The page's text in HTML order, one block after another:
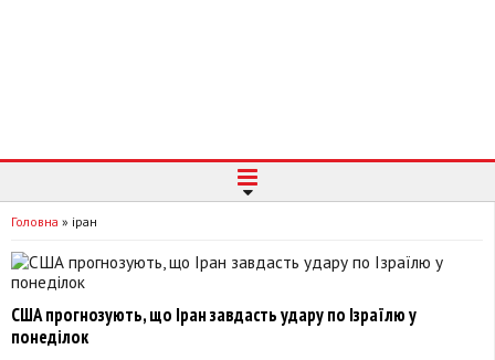
Головна » іран
США прогнозують, що Іран завдасть удару по Ізраїлю у
понеділок